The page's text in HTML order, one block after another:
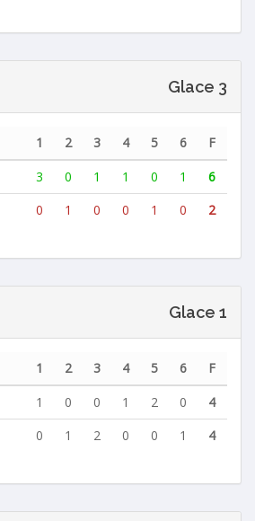
Glace 3
1 2 3 4 5 6
F
3 0 1 1 0 1
6
0 1 0 0 1 0 2
Glace 1
1 2 3 4 5 6
F
1 0 0 1 2 0
4
0 1 2 0 0 1 4